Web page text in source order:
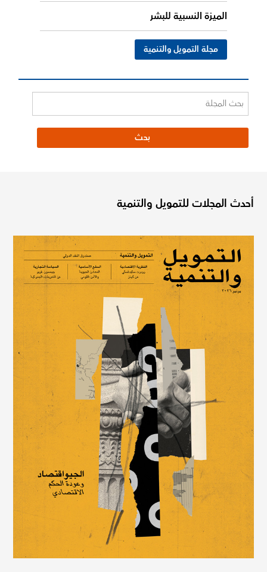
الميزة النسبية للبشر
مجلة التمويل والتنمية
أحدث المجلات للتمويل والتنمية